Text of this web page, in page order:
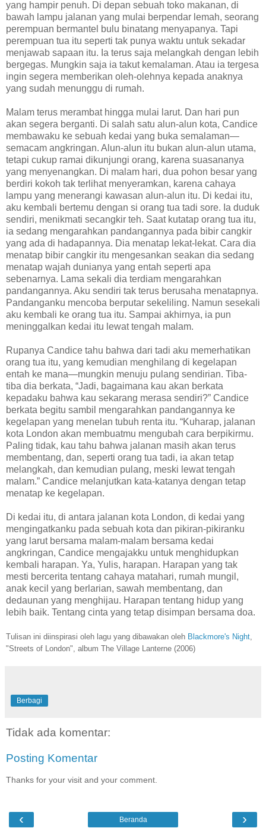
yang hampir penuh. Di depan sebuah toko makanan, di
bawah lampu jalanan yang mulai berpendar lemah, seorang
perempuan bermantel bulu binatang menyapanya. Tapi
perempuan tua itu seperti tak punya waktu untuk sekadar
menjawab sapaan itu. Ia terus saja melangkah dengan lebih
bergegas. Mungkin saja ia takut kemalaman. Atau ia tergesa
ingin segera memberikan oleh-olehnya kepada anaknya
yang sudah menunggu di rumah.
Malam terus merambat hingga mulai larut. Dan hari pun
akan segera berganti. Di salah satu alun-alun kota, Candice
membawaku ke sebuah kedai yang buka semalaman—
semacam angkringan. Alun-alun itu bukan alun-alun utama,
tetapi cukup ramai dikunjungi orang, karena suasananya
yang menyenangkan. Di malam hari, dua pohon besar yang
berdiri kokoh tak terlihat menyeramkan, karena cahaya
lampu yang menerangi kawasan alun-alun itu. Di kedai itu,
aku kembali bertemu dengan si orang tua tadi sore. Ia duduk
sendiri, menikmati secangkir teh. Saat kutatap orang tua itu,
ia sedang mengarahkan pandangannya pada bibir cangkir
yang ada di hadapannya. Dia menatap lekat-lekat. Cara dia
menatap bibir cangkir itu mengesankan seakan dia sedang
menatap wajah dunianya yang entah seperti apa
sebenarnya. Lama sekali dia terdiam mengarahkan
pandangannya. Aku sendiri tak terus berusaha menatapnya.
Pandanganku mencoba berputar sekeliling. Namun sesekali
aku kembali ke orang tua itu. Sampai akhirnya, ia pun
meninggalkan kedai itu lewat tengah malam.
Rupanya Candice tahu bahwa dari tadi aku memerhatikan
orang tua itu, yang kemudian menghilang di kegelapan
entah ke mana—mungkin menuju pulang sendirian. Tiba-
tiba dia berkata, “Jadi, bagaimana kau akan berkata
kepadaku bahwa kau sekarang merasa sendiri?” Candice
berkata begitu sambil mengarahkan pandangannya ke
kegelapan yang menelan tubuh renta itu. “Kuharap, jalanan
kota London akan membuatmu mengubah cara berpikirmu.
Paling tidak, kau tahu bahwa jalanan masih akan terus
membentang, dan, seperti orang tua tadi, ia akan tetap
melangkah, dan kemudian pulang, meski lewat tengah
malam.” Candice melanjutkan kata-katanya dengan tetap
menatap ke kegelapan.
Di kedai itu, di antara jalanan kota London, di kedai yang
mengingatkanku pada sebuah kota dan pikiran-pikiranku
yang larut bersama malam-malam bersama kedai
angkringan, Candice mengajakku untuk menghidupkan
kembali harapan. Ya, Yulis, harapan. Harapan yang tak
mesti bercerita tentang cahaya matahari, rumah mungil,
anak kecil yang berlarian, sawah membentang, dan
dedaunan yang menghijau. Harapan tentang hidup yang
lebih baik. Tentang cinta yang tetap disimpan bersama doa.
Tulisan ini diinspirasi oleh lagu yang dibawakan oleh Blackmore's Night
"Streets of London", album The Village Lanterne (2006)
Berbagi
Tidak ada komentar:
Posting Komentar
Thanks for your visit and your comment.
‹ ›
Beranda